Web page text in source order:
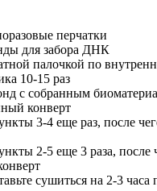
перчатки
для забора ДНК
палочкой по
10-15 раз
с собранным
конверт
3-4 еще раз, после
2-5 еще 3 раза, после
сушиться на 2-3 часа